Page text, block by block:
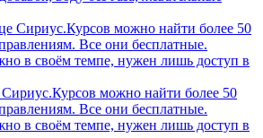
можно найти более 50
Все они бесплатные.
в своём темпе, нужен лишь доступ в